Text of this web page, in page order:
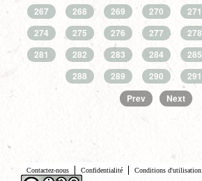
267
268 269 270 271
274
275 276 277 278
281
282 283 284 285
288
289 290 291
Prev
Next
Contactez-nous Confidentialité Conditions d'utilisation